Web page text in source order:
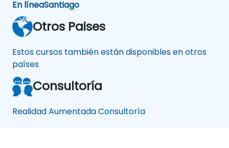
En líneaSantiago
Otros Paises
Estos cursos también están disponibles en otros
países
Consultoría
Realidad Aumentada Consultoría